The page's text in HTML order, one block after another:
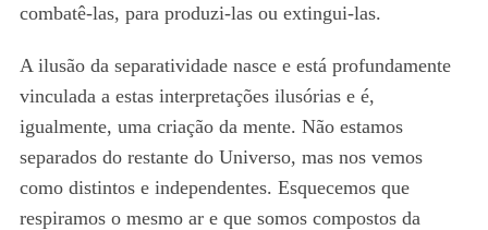
combatê-las, para produzi-las ou extingui-las.
A ilusão da separatividade nasce e está profundamente
vinculada a estas interpretações ilusórias e é,
igualmente, uma criação da mente. Não estamos
separados do restante do Universo, mas nos vemos
como distintos e independentes. Esquecemos que
respiramos o mesmo ar e que somos compostos da